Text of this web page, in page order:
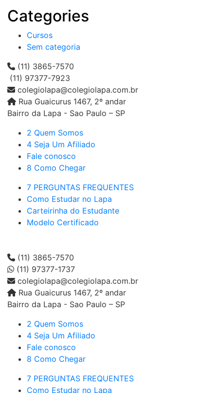
Categories
Cursos
Sem categoria
(11) 3865-7570
(11) 97377-7923
colegiolapa@colegiolapa.com.br
Rua Guaicurus 1467, 2º andar
Bairro da Lapa - Sao Paulo – SP
2 Quem Somos
4 Seja Um Afiliado
Fale conosco
8 Como Chegar
7 PERGUNTAS FREQUENTES
Como Estudar no Lapa
Carteirinha do Estudante
Modelo Certificado
(11) 3865-7570
(11) 97377-1737
colegiolapa@colegiolapa.com.br
Rua Guaicurus 1467, 2º andar
Bairro da Lapa - Sao Paulo – SP
2 Quem Somos
4 Seja Um Afiliado
Fale conosco
8 Como Chegar
7 PERGUNTAS FREQUENTES
Como Estudar no Lapa